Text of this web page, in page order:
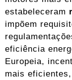
estabeleceram
impõem
eficiência
Europeia,
mais